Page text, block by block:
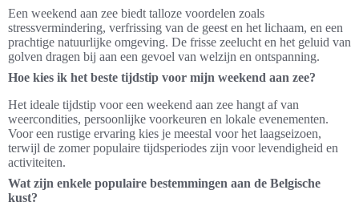
Een weekend aan zee biedt talloze voordelen zoals
stressvermindering, verfrissing van de geest en het lichaam, en een
prachtige natuurlijke omgeving. De frisse zeelucht en het geluid van
golven dragen bij aan een gevoel van welzijn en ontspanning.
Hoe kies ik het beste tijdstip voor mijn weekend aan zee?
Het ideale tijdstip voor een weekend aan zee hangt af van
weercondities, persoonlijke voorkeuren en lokale evenementen.
Voor een rustige ervaring kies je meestal voor het laagseizoen,
terwijl de zomer populaire tijdsperiodes zijn voor levendigheid en
activiteiten.
Wat zijn enkele populaire bestemmingen aan de Belgische
kust?